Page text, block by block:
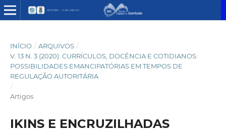
INÍCIO / ARQUIVOS /
V. 13 N. 3 (2020): CURRÍCULOS, DOCÊNCIA E COTIDIANOS:
POSSIBILIDADES EMANCIPATÓRIAS EM TEMPOS DE
REGULAÇÃO AUTORITÁRIA
/
Artigos
IKINS E ENCRUZILHADAS